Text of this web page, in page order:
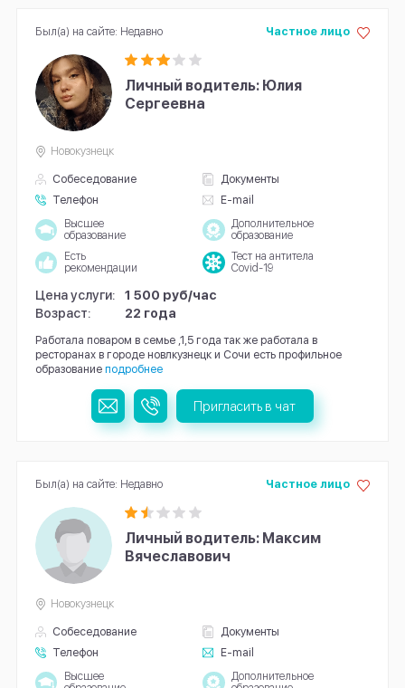
Личный водитель: Юлия
Сергеевна
Собеседование
Документы
Телефон
E-mail
Частное лицо
Новокузнецк
Высшее
образование
Дополнительное
образование
Есть
рекомендации
Тест на антитела
Covid-19
Цена услуги:
1 500 руб/час
Возраст:
22 года
Работала поваром в семье ,1,5 года так же работала в
ресторанах в городе новлкузнецк и Сочи есть профильное
образование подробнее
Был(а) на сайте: Недавно
Пригласить в чат
Личный водитель: Максим
Вячеславович
Собеседование
Документы
Телефон
E-mail
Частное лицо
Новокузнецк
Высшее
Дополнительное
Был(а) на сайте: Недавно